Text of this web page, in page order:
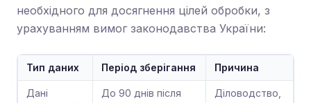
необхідного для досягнення цілей обробки, з
урахуванням вимог законодавства України:
Тип даних Період зберігання Причина
Дані
До 90 днів після
Діловодство,